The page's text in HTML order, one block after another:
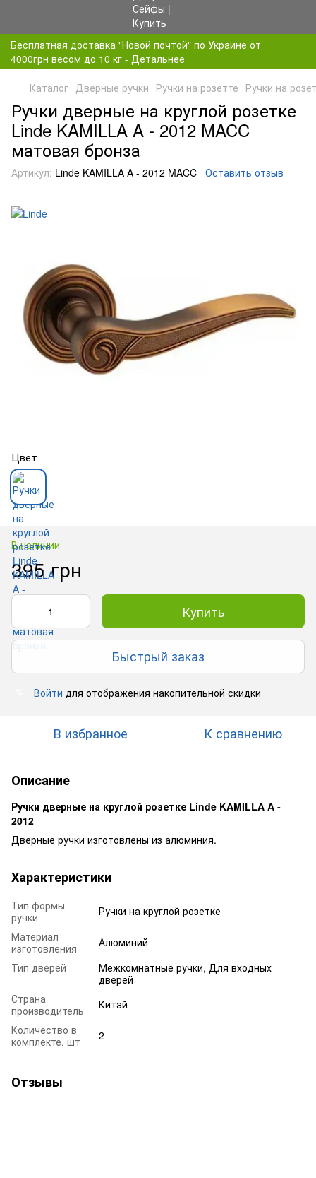
Бесплатная доставка "Новой почтой" по Украине от
4000грн весом до 10 кг - Детальнее
Каталог Дверные ручки Ручки на розетте Ручки на
Ручки дверные на круглой розетке
Linde KAMILLA A - 2012 MACC
матовая бронза
Артикул: Linde KAMILLA A - 2012 MACC Оставить отзыв
Цвет
В наличии
395 грн
Купить
Быстрый заказ
Войти для отображения накопительной скидки
В избранное К сравнению
Описание
Ручки дверные на круглой розетке Linde KAMILLA A -
2012
Дверные ручки изготовлены из алюминия.
Характеристики
Тип формы
ручки
Ручки на круглой розетке
Материал
изготовления
Алюминий
Тип дверей
Межкомнатные ручки, Для входных
дверей
Страна
производитель
Китай
Количество в
комплекте, шт
2
Отзывы